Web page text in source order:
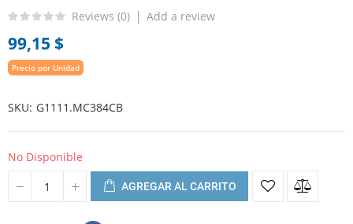
Reviews (0) Add a review
99,15 $
Precio por Unidad
SKU G1111.MC384CB
No Disponible
AGREGAR AL CARRITO